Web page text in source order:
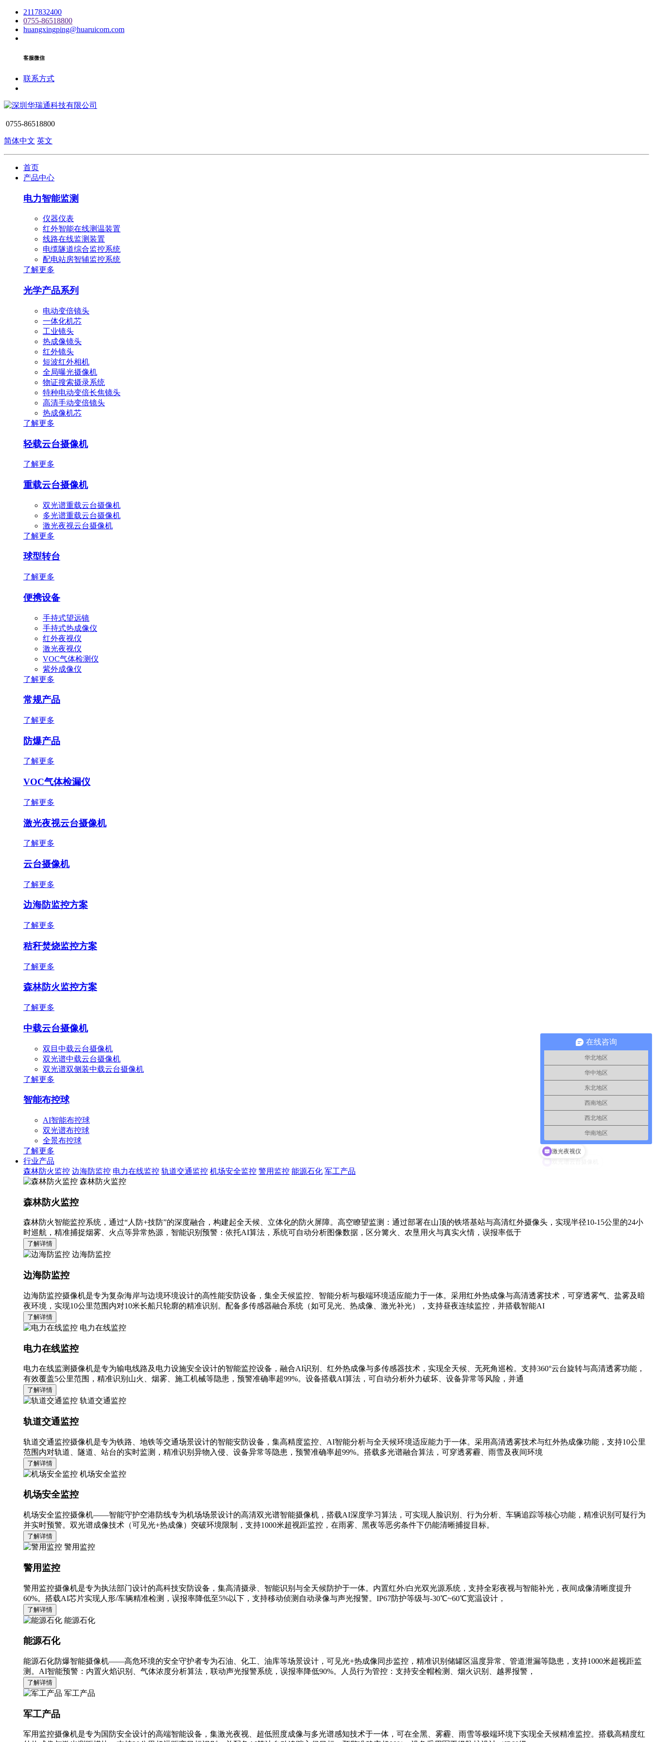
2117832400
0755-86518800
huangxingping@huaruicom.com
客服微信
联系方式
0755-86518800
简体中文 英文
首页
产品中心
电力智能监测
仪器仪表
红外智能在线测温装置
线路在线监测装置
电缆隧道综合监控系统
配电站房智辅监控系统
了解更多
光学产品系列
电动变倍镜头
一体化机芯
工业镜头
热成像镜头
红外镜头
短波红外相机
全局曝光摄像机
物证搜索摄录系统
特种电动变倍长焦镜头
高清手动变倍镜头
热成像机芯
了解更多
轻载云台摄像机
了解更多
重载云台摄像机
双光谱重载云台摄像机
多光谱重载云台摄像机
激光夜视云台摄像机
了解更多
球型转台
了解更多
便携设备
手持式望远镜
手持式热成像仪
红外夜视仪
激光夜视仪
VOC气体检测仪
紫外成像仪
了解更多
常规产品
了解更多
防爆产品
了解更多
VOC气体检漏仪
了解更多
激光夜视云台摄像机
了解更多
云台摄像机
了解更多
边海防监控方案
了解更多
秸秆焚烧监控方案
了解更多
森林防火监控方案
了解更多
中载云台摄像机
双目中载云台摄像机
双光谱中载云台摄像机
双光谱双侧装中载云台摄像机
了解更多
智能布控球
AI智能布控球
双光谱布控球
全景布控球
了解更多
行业产品
森林防火监控 边海防监控 电力在线监控 轨道交通监控 机场安全监控 警用监控 能源石化 军工产品
森林防火监控
森林防火监控
森林防火智能监控系统，通过“人防+技防”的深度融合，构建起全天候、立体化的防火屏障。高空瞭望监测：通过部署在山顶的铁塔基站与高清红外摄像头，实现半径10-15公里的24小
时巡航，精准捕捉烟雾、火点等异常热源，智能识别预警：依托AI算法，系统可自动分析图像数据，区分篝火、农垦用火与真实火情，误报率低于
了解详情
边海防监控
边海防监控
边海防监控摄像机是专为复杂海岸与边境环境设计的高性能安防设备，集全天候监控、智能分析与极端环境适应能力于一体。采用红外热成像与高清透雾技术，可穿透雾气、盐雾及暗
夜环境，实现10公里范围内对10米长船只轮廓的精准识别。配备多传感器融合系统（如可见光、热成像、激光补光），支持昼夜连续监控，并搭载智能AI
了解详情
电力在线监控
电力在线监控
电力在线监测摄像机是专为输电线路及电力设施安全设计的智能监控设备，融合AI识别、红外热成像与多传感器技术，实现全天候、无死角巡检。支持360°云台旋转与高清透雾功能，
有效覆盖5公里范围，精准识别山火、烟雾、施工机械等隐患，预警准确率超99%。设备搭载AI算法，可自动分析外力破坏、设备异常等风险，并通
了解详情
轨道交通监控
轨道交通监控
轨道交通监控摄像机是专为铁路、地铁等交通场景设计的智能安防设备，集高精度监控、AI智能分析与全天候环境适应能力于一体。采用高清透雾技术与红外热成像功能，支持10公里
范围内对轨道、隧道、站台的实时监测，精准识别异物入侵、设备异常等隐患，预警准确率超99%。搭载多光谱融合算法，可穿透雾霾、雨雪及夜间环境
了解详情
机场安全监控
机场安全监控
机场安全监控摄像机——智能守护空港防线专为机场场景设计的高清双光谱智能摄像机，搭载AI深度学习算法，可实现人脸识别、行为分析、车辆追踪等核心功能，精准识别可疑行为
并实时预警。双光谱成像技术（可见光+热成像）突破环境限制，支持1000米超视距监控，在雨雾、黑夜等恶劣条件下仍能清晰捕捉目标。
了解详情
警用监控
警用监控
警用监控摄像机是专为执法部门设计的高科技安防设备，集高清摄录、智能识别与全天候防护于一体。内置红外/白光双光源系统，支持全彩夜视与智能补光，夜间成像清晰度提升
60%。搭载AI芯片实现人形/车辆精准检测，误报率降低至5%以下，支持移动侦测自动录像与声光报警。IP67防护等级与-30℃~60℃宽温设计，
了解详情
能源石化
能源石化
能源石化防爆智能摄像机——高危环境的安全守护者专为石油、化工、油库等场景设计，可见光+热成像同步监控，精准识别储罐区温度异常、管道泄漏等隐患，支持1000米超视距监
测。AI智能预警：内置火焰识别、气体浓度分析算法，联动声光报警系统，误报率降低90%。人员行为管控：支持安全帽检测、烟火识别、越界报警，
了解详情
军工产品
军工产品
军用监控摄像机是专为国防安全设计的高端智能设备，集激光夜视、超低照度成像与多光谱感知技术于一体，可在全黑、雾霾、雨雪等极端环境下实现全天候精准监控。搭载高精度红
在线咨询
华北地区
华中地区
东北地区
西南地区
西北地区
华南地区
激光夜视仪